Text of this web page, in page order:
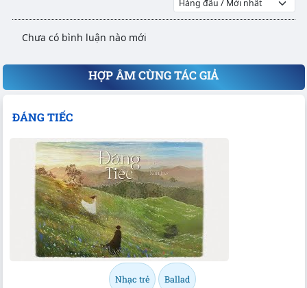
Chưa có bình luận nào mới
HỢP ÂM CÙNG TÁC GIẢ
ĐÁNG TIẾC
Nhạc trẻ Ballad